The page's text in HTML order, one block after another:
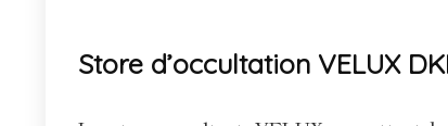
Store d’occultation VELUX